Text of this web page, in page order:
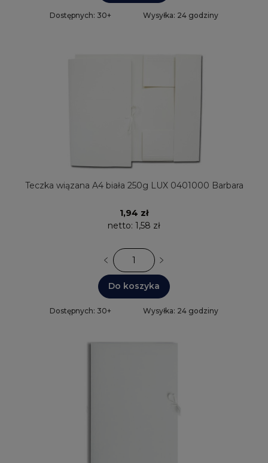
Dostępnych: 30+ Wysyłka: 24 godziny
Teczka wiązana A4 biała 250g LUX 0401000 Barbara
1,94 zł
netto: 1,58 zł
Do koszyka
Dostępnych: 30+ Wysyłka: 24 godziny